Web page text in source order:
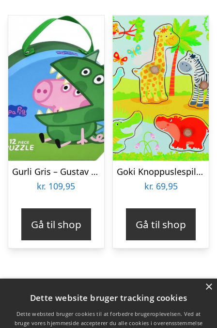
Gurli Gris – Gustav Kuffert Med Puslespil
kr. 109,95
Gå til shop
Goki Knoppuslespil – Afrikanske Dyreunger – Træ – 8 Brikker
kr. 69,95
Gå til shop
Varekategorier
Produkter
×
Dette website bruger tracking cookies
Dette websted bruger cookies til at forbedre brugeroplevelsen. Ved at
bruge vores hjemmeside accepterer du alle cookies i overensstemmelse